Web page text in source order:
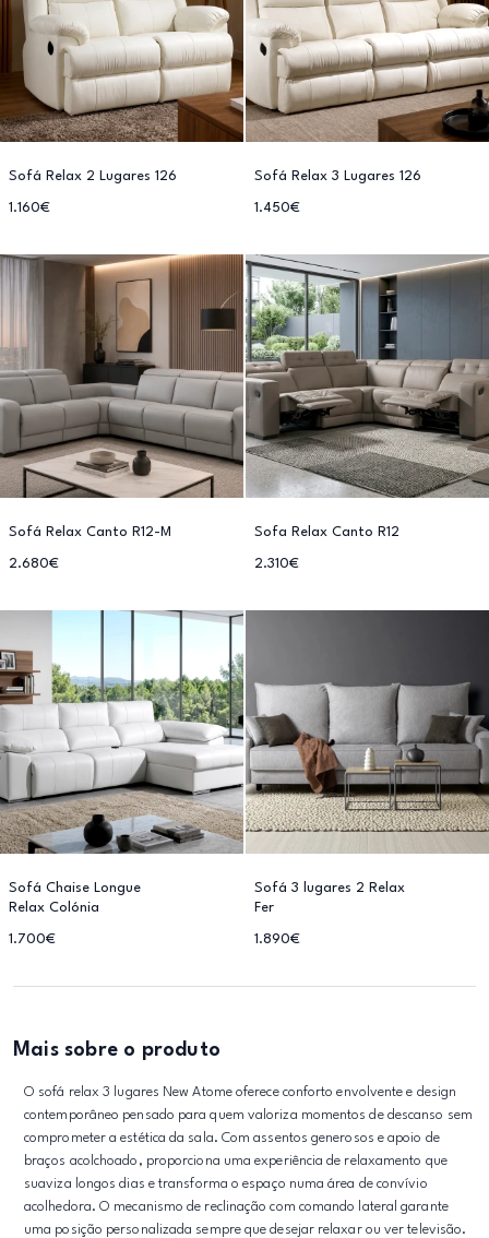
Sofá Relax 2 Lugares 126
1.160€
Sofá Relax 3 Lugares 126
1.450€
Sofá Relax Canto R12-M
2.680€
Sofa Relax Canto R12
2.310€
Sofá Chaise Longue
Relax Colónia
1.700€
Sofá 3 lugares 2 Relax
Fer
1.890€
Mais sobre o produto
O sofá relax 3 lugares New Atome oferece conforto envolvente e design
contemporâneo pensado para quem valoriza momentos de descanso sem
comprometer a estética da sala. Com assentos generosos e apoio de
braços acolchoado, proporciona uma experiência de relaxamento que
suaviza longos dias e transforma o espaço numa área de convívio
acolhedora. O mecanismo de reclinação com comando lateral garante
uma posição personalizada sempre que desejar relaxar ou ver televisão.